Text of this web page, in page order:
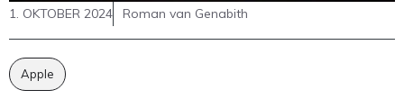
1. OKTOBER 2024 Roman van Genabith
Apple